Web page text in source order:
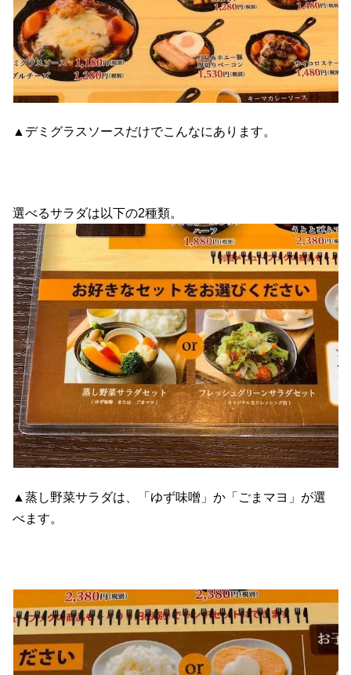
▲デミグラスソースだけでこんなにあります。
選べるサラダは以下の2種類。
▲蒸し野菜サラダは、「ゆず味噌」か「ごまマヨ」が選
べます。